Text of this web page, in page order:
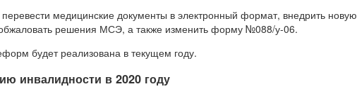
медицинские документы в электронный формат, внедрить новую
решения МСЭ, а также изменить форму №088/у-06.
будет реализована в текущем году.
инвалидности в 2020 году